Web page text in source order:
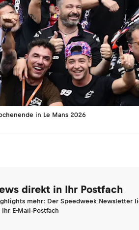
in Le Mans 2026
direkt in Ihr Postfach
mehr: Der Speedweek
E-Mail-Postfach